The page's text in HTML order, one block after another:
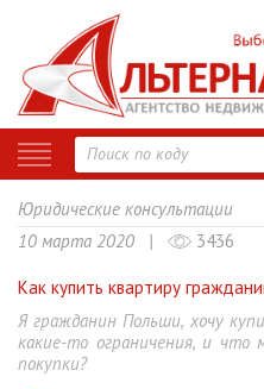
Юридические консультации
10 марта 2020 |
3436
Как купить квартиру
Я гражданин Польши, хочу
какие-то ограничения, и что
покупки?